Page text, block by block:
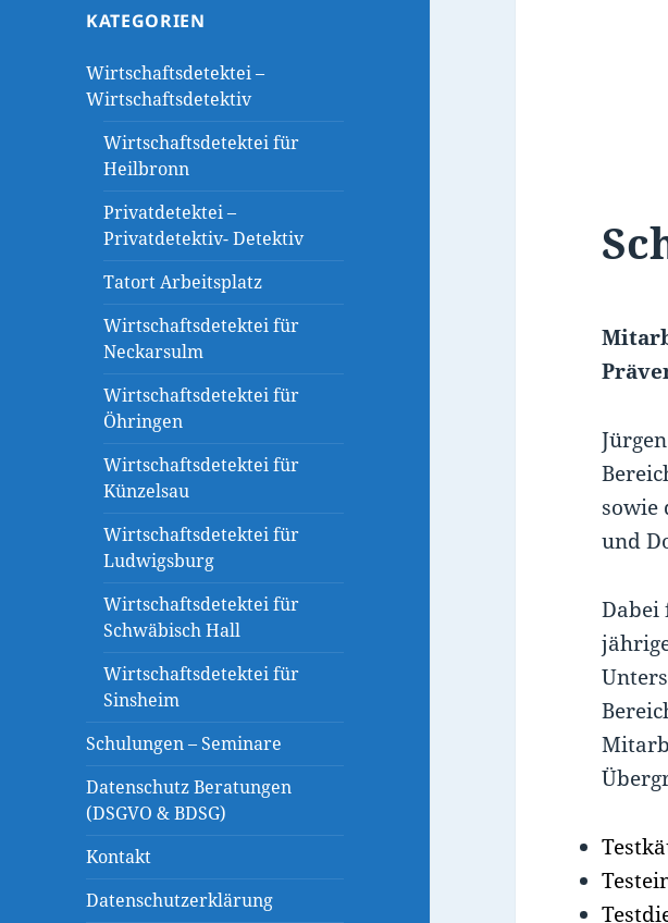
KATEGORIEN
Wirtschaftsdetektei –
Wirtschaftsdetektiv
Wirtschaftsdetektei für
Heilbronn
Privatdetektei –
Privatdetektiv- Detektiv
Tatort Arbeitsplatz
Wirtschaftsdetektei für
Neckarsulm
Wirtschaftsdetektei für
Öhringen
Wirtschaftsdetektei für
Künzelsau
Wirtschaftsdetektei für
Ludwigsburg
Wirtschaftsdetektei für
Schwäbisch Hall
Wirtschaftsdetektei für
Sinsheim
Schulungen – Seminare
Datenschutz Beratungen
(DSGVO & BDSG)
Kontakt
Datenschutzerklärung
sowie
und
Dabei